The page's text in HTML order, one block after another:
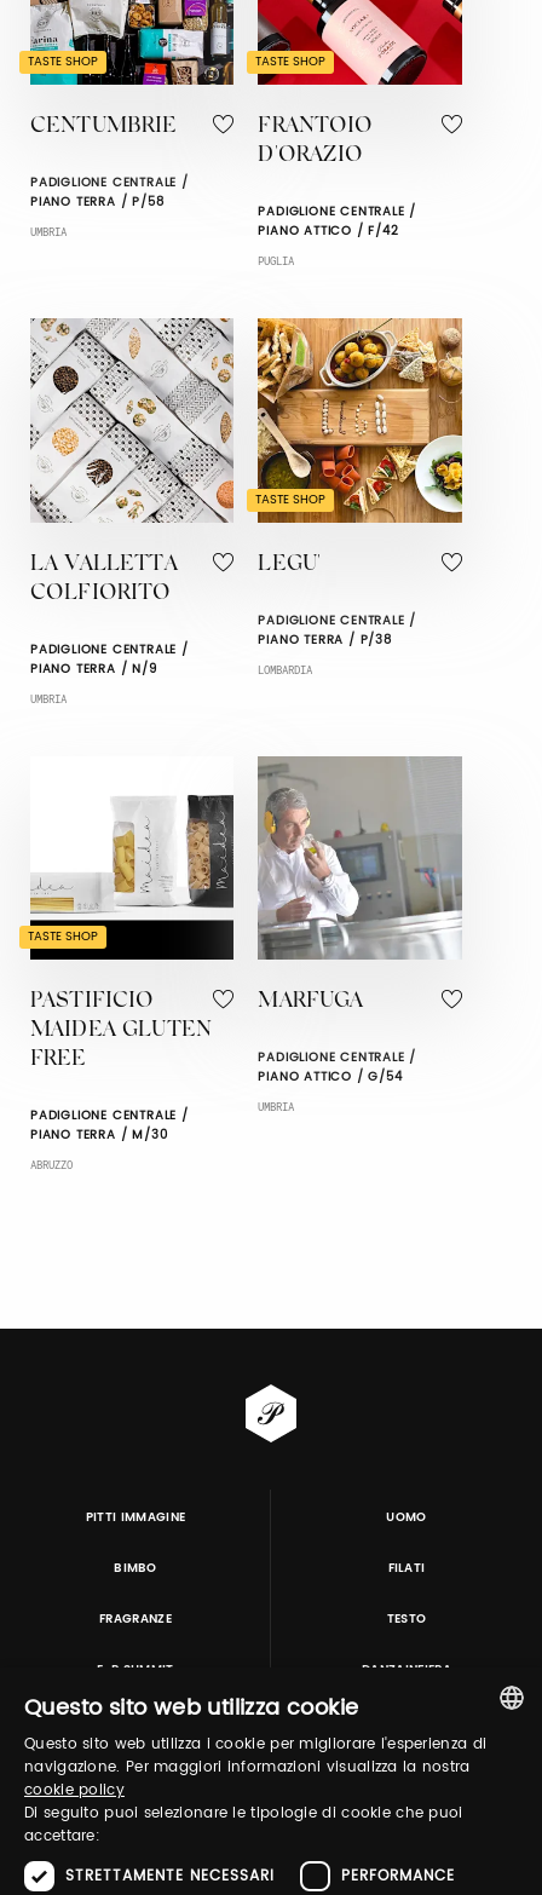
TASTE SHOP
CENTUMBRIE
PADIGLIONE CENTRALE /
PIANO TERRA / P/58
UMBRIA
TASTE SHOP
FRANTOIO
D'ORAZIO
PADIGLIONE CENTRALE /
PIANO ATTICO / F/42
PUGLIA
LA VALLETTA
COLFIORITO
PADIGLIONE CENTRALE /
PIANO TERRA / N/9
UMBRIA
TASTE SHOP
LEGU'
PADIGLIONE CENTRALE /
PIANO TERRA / P/38
LOMBARDIA
TASTE SHOP
PASTIFICIO
MAIDEA GLUTEN
FREE
PADIGLIONE CENTRALE /
PIANO TERRA / M/30
ABRUZZO
MARFUGA
PADIGLIONE CENTRALE /
PIANO ATTICO / G/54
UMBRIA
PITTI IMMAGINE UOMO
BIMBO FILATI
FRAGRANZE TESTO
E-P SUMMIT DANZAINFIERA
TUTORING & CONSULTING
ITALIAN
Questo sito web utilizza cookie
Questo sito web utilizza i cookie per migliorare l'esperienza di
navigazione. Per maggiori informazioni visualizza la nostra
cookie policy
Di seguito puoi selezionare le tipologie di cookie che puoi
accettare:
STRETTAMENTE NECESSARI
PERFORMANCE